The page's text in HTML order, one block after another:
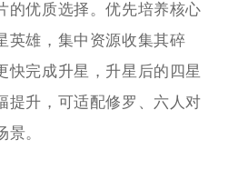
的优质选择。优先培养核心
英雄，集中资源收集其碎
快完成升星，升星后的四星
提升，可适配修罗、六人对
。